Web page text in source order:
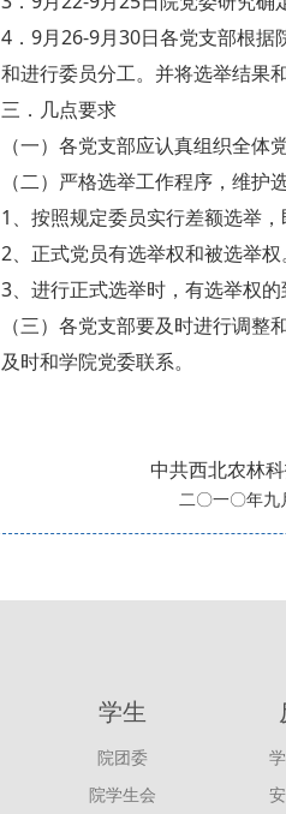
4．9月26-9月30日各党支部根据
和进行委员分工。并将选举结果
三．几点要求
（一）各党支部应认真组织全体
（二）严格选举工作程序，维护
1、按照规定委员实行差额选举
2、正式党员有选举权和被选举权。
3、进行正式选举时，有选举权
（三）各党支部要及时进行调
及时和学院党委联系。
中共西北农林科技大
二〇一〇年九月十
学生
院团委
院学生会